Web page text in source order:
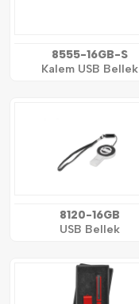
8555-16GB-S
Kalem USB Bellek
8120-16GB
USB Bellek